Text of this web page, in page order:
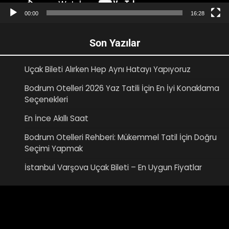
00:00 16:28
Son Yazılar
Uçak Bileti Alırken Hep Aynı Hatayı Yapıyoruz
Bodrum Otelleri 2026 Yaz Tatili İçin En İyi Konaklama
Seçenekleri
En İnce Akıllı Saat
Bodrum Otelleri Rehberi: Mükemmel Tatil İçin Doğru
Seçimi Yapmak
İstanbul Varşova Uçak Bileti – En Uygun Fiyatlar